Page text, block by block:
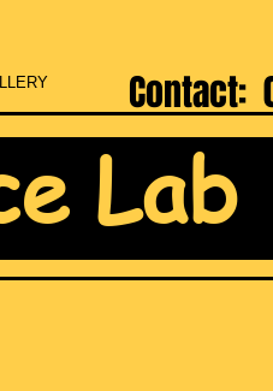
Contact:
Lab